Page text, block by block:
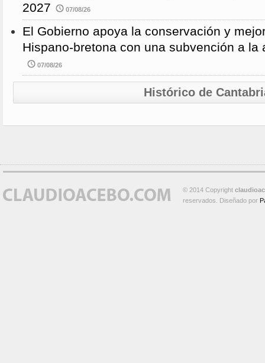
2027
07/08/26
El Gobierno apoya la conservación y
Hispano-bretona con una subvención a la
07/08/26
Histórico de
© 2014 Copyright
reservados. Diseñado por